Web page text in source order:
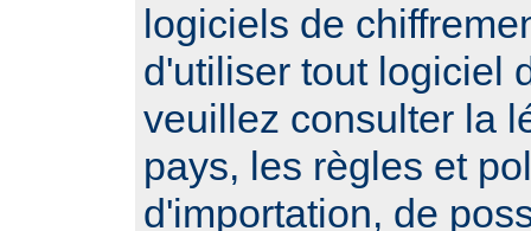
logiciels de
d'utiliser tout logiciel
veuillez consulter la
pays, les règles et
d'importation, de